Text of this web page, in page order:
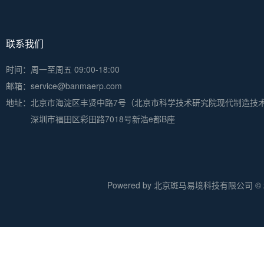
联系我们
时间：周一至周五 09:00-18:00
邮箱：service@banmaerp.com
地址： 北京市海淀区丰贤中路7号（北京市科学技术研究院现代制造技
深圳市福田区彩田路7018号新浩e都B座
Powered by 北京斑马易境科技有限公司